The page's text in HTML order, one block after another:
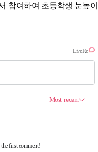
참여하여 초등학생 눈높이